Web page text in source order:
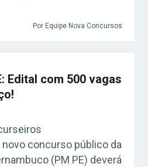
A informação sobre a
Por Equipe Nova Concursos
Edital com 500 vagas
concurso público da
(PM PE) deverá